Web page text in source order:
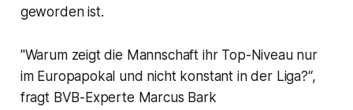
geworden ist.
"Warum zeigt die Mannschaft ihr Top-Niveau nur
im Europapokal und nicht konstant in der Liga?“,
fragt BVB-Experte Marcus Bark